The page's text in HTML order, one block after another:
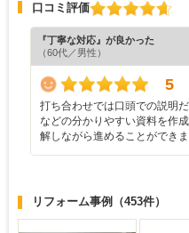
口コミ評価
『丁寧な対応』が良かった
（60代／男性）
5
打ち合わせでは口頭での説明
などの分かりやすい資料を作
解しながら進めることができ
リフォーム事例 （453件）